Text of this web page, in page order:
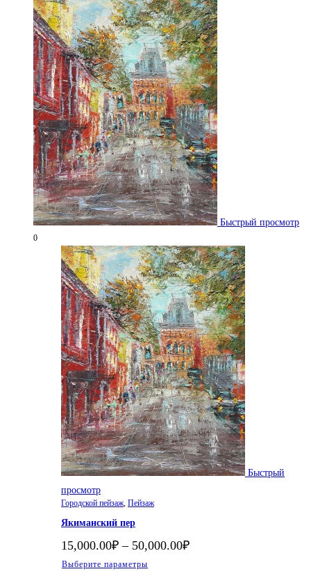
Быстрый просмотр
0
Быстрый
просмотр
Городской пейзаж, Пейзаж
Якиманский пер
15,000.00₽ – 50,000.00₽Диапазон
Выберите параметры